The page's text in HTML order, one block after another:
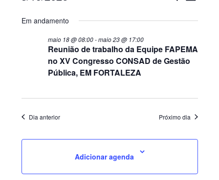
for
maio
2026
de
de
Eventos
visual
a
Em andamento
Reunião de trabalho da Equipe FAPEMA
no XV Congresso CONSAD de Gestão
Pública, EM FORTALEZA
maio 18 @ 08:00-maio 23 @ 17:00
Dia anterior Próximo dia
Adicionar agenda